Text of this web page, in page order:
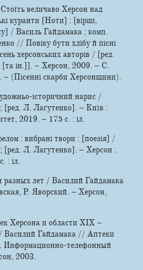
величаво Херсон над
куранти [Ноти] : [вірші,
/ Василь Гайдамака ; комп.
// Повіку бути хлібу й пісні
херсонських авторів / [ред.
ін.]]. – Херсон, 2009. – С.
(Пісенні скарби Херсонщини).
історичний нарис /
[ред. Л. Лагутенко]. – Київ :
2019. – 175 с. : іл.
: вибрані твори : [поезія] /
[ред. Л. Лагутенко]. – Херсон :
: іл.
разных лет / Василий Гайдамака
Р. Яворский. – Херсон,
Херсона и области ХІХ –
Василий Гайдамака // Аптеки
Информационно-телефонный
2003.